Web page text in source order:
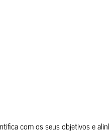
com os seus objetivos e